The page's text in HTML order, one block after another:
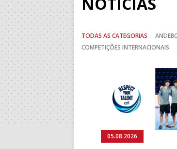
TODAS AS CATEGORIAS
COMPETIÇÕES INTERNACIONAIS
05.08.2026